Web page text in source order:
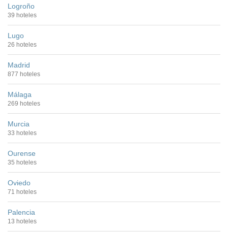
Logroño
39 hoteles
Lugo
26 hoteles
Madrid
877 hoteles
Málaga
269 hoteles
Murcia
33 hoteles
Ourense
35 hoteles
Oviedo
71 hoteles
Palencia
13 hoteles